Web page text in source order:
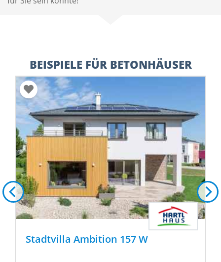
BEISPIELE FÜR BETONHÄUSER
Stadtvilla Ambition 157 W